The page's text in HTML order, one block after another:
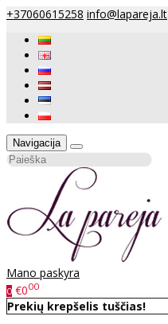
+37060615258 info@lapareja.lt
Navigacija
Mano paskyra
0 €000
Prekių krepšelis tuščias!